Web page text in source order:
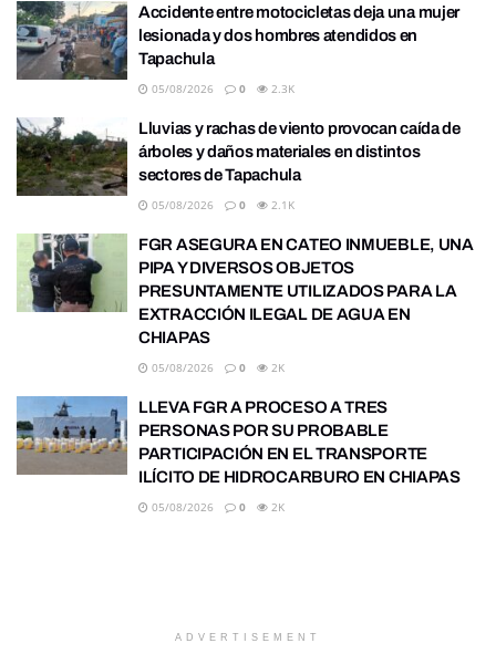
Accidente entre motocicletas deja una mujer
lesionada y dos hombres atendidos en
Tapachula
05/08/2026 0 2.3K
Lluvias y rachas de viento provocan caída de
árboles y daños materiales en distintos
sectores de Tapachula
05/08/2026 0 2.1K
FGR ASEGURA EN CATEO INMUEBLE, UNA
PIPA Y DIVERSOS OBJETOS
PRESUNTAMENTE UTILIZADOS PARA LA
EXTRACCIÓN ILEGAL DE AGUA EN
CHIAPAS
05/08/2026 0 2K
LLEVA FGR A PROCESO A TRES
PERSONAS POR SU PROBABLE
PARTICIPACIÓN EN EL TRANSPORTE
ILÍCITO DE HIDROCARBURO EN CHIAPAS
05/08/2026 0 2K
ADVERTISEMENT